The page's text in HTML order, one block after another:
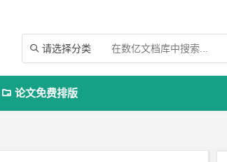
 请选择分类
 论文免费排版